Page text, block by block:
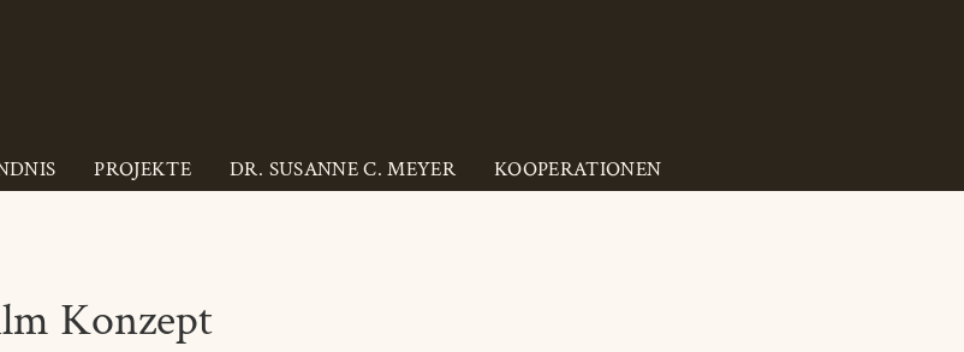
PROJEKTE DR. SUSANNE C. MEYER KOOPERATIONEN
Konzept